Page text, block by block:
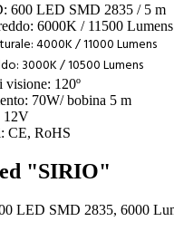
600 LED SMD 2835 / 5 m
6000K / 11500 Lumens
4000K / 11000 Lumens
3000K / 10500 Lumens
visione: 120º
70W/ bobina 5 m
12V
CE, RoHS
"SIRIO"